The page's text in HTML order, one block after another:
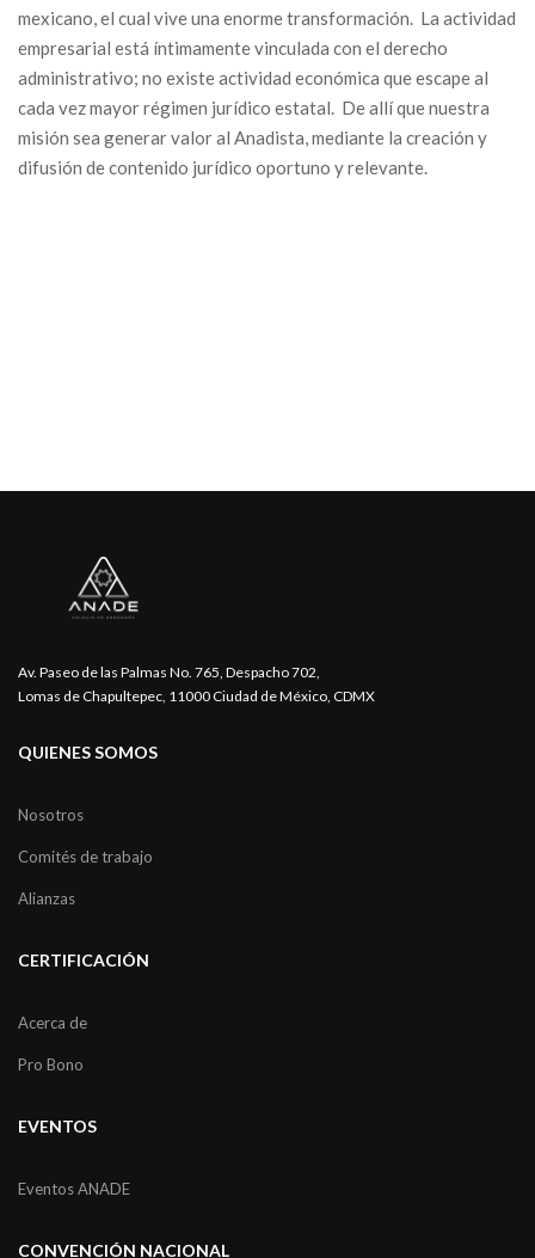
mexicano, el cual vive una enorme transformación. La actividad
empresarial está íntimamente vinculada con el derecho
administrativo; no existe actividad económica que escape al
cada vez mayor régimen jurídico estatal. De allí que nuestra
misión sea generar valor al Anadista, mediante la creación y
difusión de contenido jurídico oportuno y relevante.
Av. Paseo de las Palmas No. 765, Despacho 702,
Lomas de Chapultepec, 11000 Ciudad de México, CDMX
QUIENES SOMOS
Nosotros
Comités de trabajo
Alianzas
CERTIFICACIÓN
Acerca de
Pro Bono
EVENTOS
Eventos ANADE
CONVENCIÓN NACIONAL